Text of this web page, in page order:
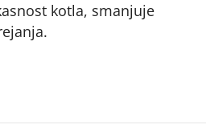
kotla, smanjuje